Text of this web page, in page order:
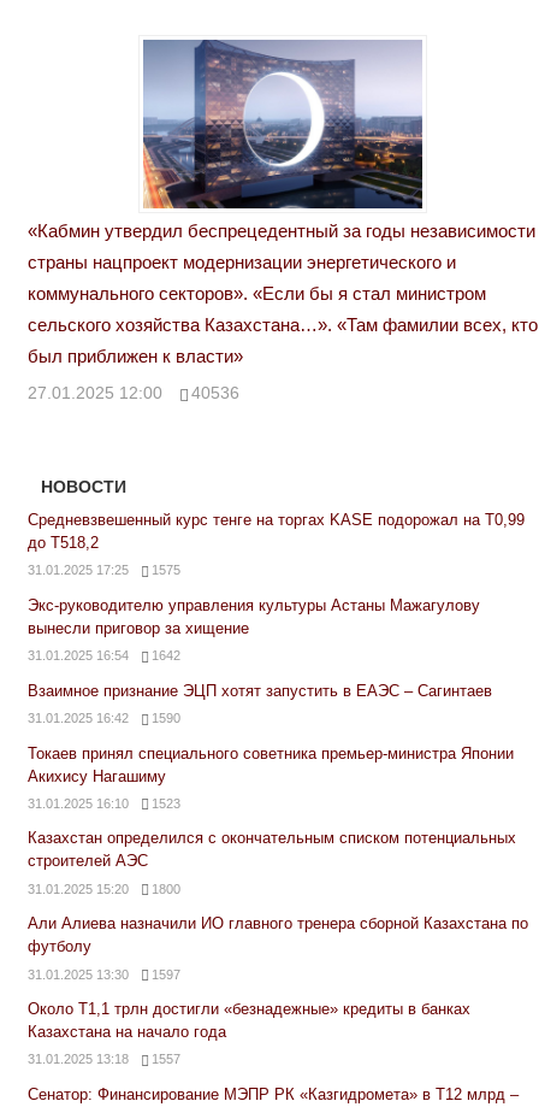
«Кабмин утвердил беспрецедентный за годы независимости
страны нацпроект модернизации энергетического и
коммунального секторов». «Если бы я стал министром
сельского хозяйства Казахстана…». «Там фамилии всех, кто
был приближен к власти»
27.01.2025 12:00 40536
НОВОСТИ
Средневзвешенный курс тенге на торгах KASE подорожал на Т0,99
до Т518,2
31.01.2025 17:25 1575
Экс-руководителю управления культуры Астаны Мажагулову
вынесли приговор за хищение
31.01.2025 16:54 1642
Взаимное признание ЭЦП хотят запустить в ЕАЭС – Сагинтаев
31.01.2025 16:42 1590
Токаев принял специального советника премьер-министра Японии
Акихису Нагашиму
31.01.2025 16:10 1523
Казахстан определился с окончательным списком потенциальных
строителей АЭС
31.01.2025 15:20 1800
Али Алиева назначили ИО главного тренера сборной Казахстана по
футболу
31.01.2025 13:30 1597
Около Т1,1 трлн достигли «безнадежные» кредиты в банках
Казахстана на начало года
31.01.2025 13:18 1557
Сенатор: Финансирование МЭПР РК «Казгидромета» в Т12 млрд –